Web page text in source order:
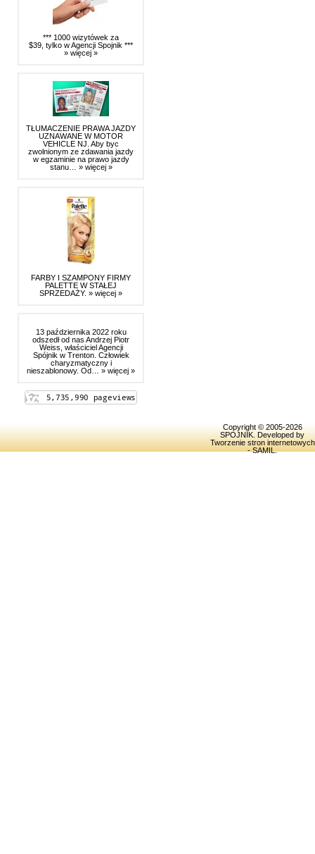
*** 1000 wizytówek za
$39, tylko w Agencji Spojnik ***
» więcej »
TŁUMACZENIE PRAWA JAZDY
UZNAWANE W MOTOR
VEHICLE NJ. Aby byc
zwolnionym ze zdawania jazdy
w egzaminie na prawo jazdy
stanu… » więcej »
FARBY I SZAMPONY FIRMY
PALETTE W STAŁEJ
SPRZEDAŻY. » więcej »
13 października 2022 roku
odszedł od nas Andrzej Piotr
Weiss, właściciel Agencji
Spójnik w Trenton. Człowiek
charyzmatyczny i
nieszablonowy. Od… » więcej »
Copyright © 2005-2026
SPOJNIK . Developed by
Tworzenie stron internetowych
- SAMIL.